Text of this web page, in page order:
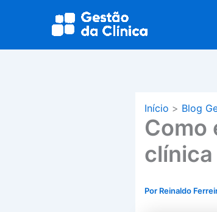
Início Blog
Como
clínica
Por Reinaldo